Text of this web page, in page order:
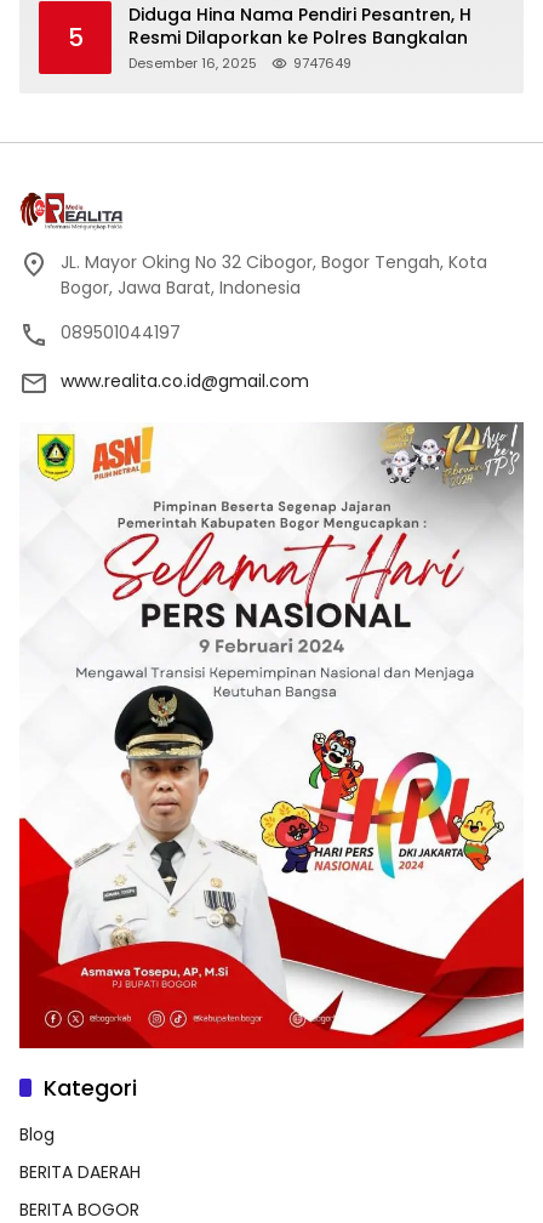
5
Diduga Hina Nama Pendiri Pesantren, H
Resmi Dilaporkan ke Polres Bangkalan
Desember 16, 2025 9747649
JL. Mayor Oking No 32 Cibogor, Bogor Tengah, Kota
Bogor, Jawa Barat, Indonesia
089501044197
www.realita.co.id@gmail.com
Kategori
Blog
BERITA DAERAH
BERITA BOGOR